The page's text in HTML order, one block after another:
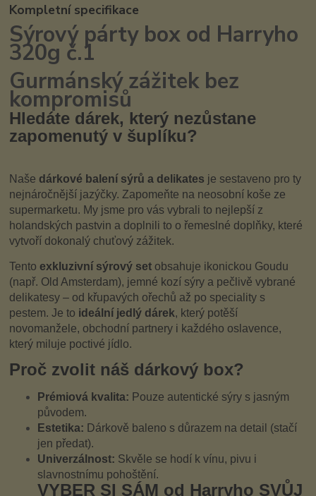
Kompletní specifikace
Sýrový párty box od Harryho
320g č.1
Gurmánský zážitek bez
kompromisů
Hledáte dárek, který nezůstane
zapomenutý v šuplíku?
Naše dárkové balení sýrů a delikates je sestaveno pro ty
nejnáročnější jazýčky. Zapomeňte na neosobní koše ze
supermarketu. My jsme pro vás vybrali to nejlepší z
holandských pastvin a doplnili to o řemeslné doplňky, které
vytvoří dokonalý chuťový zážitek.
Tentoexkluzivní sýrový set obsahuje ikonickou Goudu
(např. Old Amsterdam), jemné kozí sýry a pečlivě vybrané
delikatesy – od křupavých ořechů až po speciality s
pestem. Je to ideální jedlý dárek, který potěší
novomanžele, obchodní partnery i každého oslavence,
který miluje poctivé jídlo.
Proč zvolit náš dárkový box?
Prémiová kvalita: Pouze autentické sýry s jasným
původem.
Estetika: Dárkově baleno s důrazem na detail (stačí
jen předat).
Univerzálnost: Skvěle se hodí k vínu, pivu i
slavnostnímu pohoštění.
VYBER SI SÁM od Harryho SVŮJ